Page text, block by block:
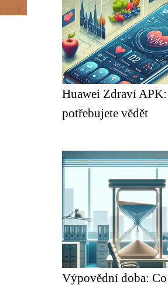
Huawei Zdraví APK:
potřebujete vědět
Výpovědní doba: Co